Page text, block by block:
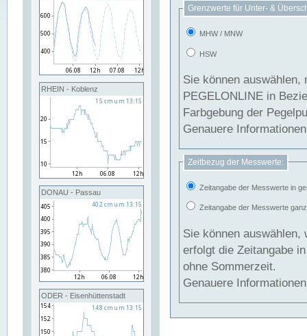
RHEIN - Koblenz
DONAU - Passau
ODER - Eisenhüttenstadt
Grenzwerte für Unter- &
MHW / MNW
HSW
Sie können
PEGELONLINE in Beziehung
Farbgebung der
Genauere
Zeitbezug der Messwerte:
Zeitangabe der Messwerte in
Zeitangabe der Messwerte
Sie können auswählen,
erfolgt die Zeitangabe
ohne Sommerzeit.
Genauere